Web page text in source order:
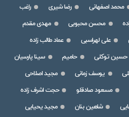
محمد اصفهانی رضا شیری
راغب
محسن محبوبی
مهدی مقدم
علی لهراسبی
عماد طالب زاده
حسین توکلی حامیم
سینا پارسیان
یوسف زمانی
مجید اصلاحی
مسعود صادقلو
حجت اشرف زاده
شاهین بنان
مجید یحیایی